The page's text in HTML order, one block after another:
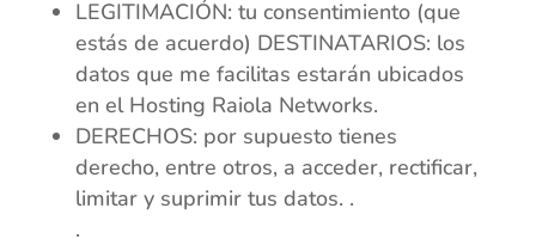
LEGITIMACIÓN: tu consentimiento (que
estás de acuerdo) DESTINATARIOS: los
datos que me facilitas estarán ubicados
en el Hosting Raiola Networks.
DERECHOS: por supuesto tienes
derecho, entre otros, a acceder, rectificar,
limitar y suprimir tus datos. .
.